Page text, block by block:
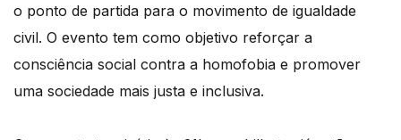
o ponto de partida para o movimento de igualdade
civil. O evento tem como objetivo reforçar a
consciência social contra a homofobia e promover
uma sociedade mais justa e inclusiva.